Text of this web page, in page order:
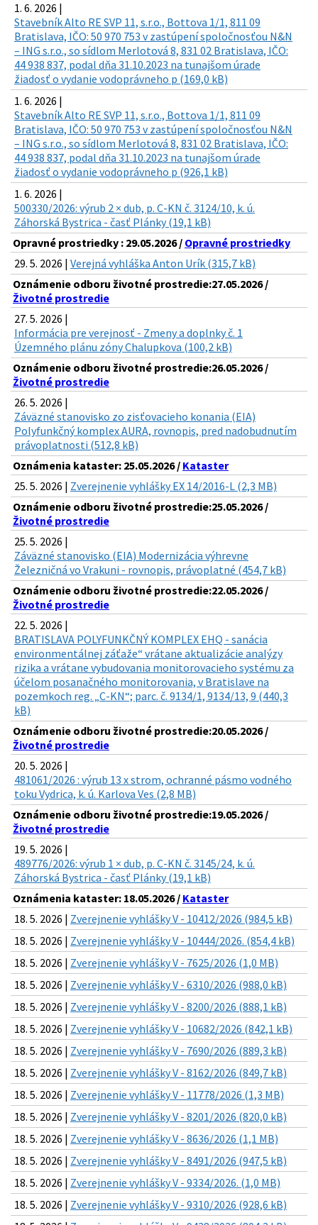
1. 6. 2026 |
Stavebník Alto RE SVP 11, s.r.o., Bottova 1/1, 811 09
Bratislava, IČO: 50 970 753 v zastúpení spoločnosťou N&N
– ING s.r.o., so sídlom Merlotová 8, 831 02 Bratislava, IČO:
44 938 837, podal dňa 31.10.2023 na tunajšom úrade
žiadosť o vydanie vodoprávneho p (169,0 kB)
1. 6. 2026 |
Stavebník Alto RE SVP 11, s.r.o., Bottova 1/1, 811 09
Bratislava, IČO: 50 970 753 v zastúpení spoločnosťou N&N
– ING s.r.o., so sídlom Merlotová 8, 831 02 Bratislava, IČO:
44 938 837, podal dňa 31.10.2023 na tunajšom úrade
žiadosť o vydanie vodoprávneho p (926,1 kB)
1. 6. 2026 |
500330/2026: výrub 2 × dub, p. C-KN č. 3124/10, k. ú.
Záhorská Bystrica - časť Plánky (19,1 kB)
Opravné prostriedky : 29.05.2026 / Opravné prostriedky
29. 5. 2026 | Verejná vyhláška Anton Urík (315,7 kB)
Oznámenie odboru životné prostredie:27.05.2026 /
Životné prostredie
27. 5. 2026 |
Informácia pre verejnosť - Zmeny a doplnky č. 1
Územného plánu zóny Chalupkova (100,2 kB)
Oznámenie odboru životné prostredie:26.05.2026 /
Životné prostredie
26. 5. 2026 |
Záväzné stanovisko zo zisťovacieho konania (EIA)
Polyfunkčný komplex AURA, rovnopis, pred nadobudnutím
právoplatnosti (512,8 kB)
Oznámenia kataster: 25.05.2026 / Kataster
25. 5. 2026 | Zverejnenie vyhlášky EX 14/2016-L (2,3 MB)
Oznámenie odboru životné prostredie:25.05.2026 /
Životné prostredie
25. 5. 2026 |
Záväzné stanovisko (EIA) Modernizácia výhrevne
Železničná vo Vrakuni - rovnopis, právoplatné (454,7 kB)
Oznámenie odboru životné prostredie:22.05.2026 /
Životné prostredie
22. 5. 2026 |
BRATISLAVA POLYFUNKČNÝ KOMPLEX EHQ - sanácia
environmentálnej záťaže“ vrátane aktualizácie analýzy
rizika a vrátane vybudovania monitorovacieho systému za
účelom posanačného monitorovania, v Bratislave na
pozemkoch reg. „C-KN“; parc. č. 9134/1, 9134/13, 9 (440,3
kB)
Oznámenie odboru životné prostredie:20.05.2026 /
Životné prostredie
20. 5. 2026 |
481061/2026 : výrub 13 x strom, ochranné pásmo vodného
toku Vydrica, k. ú. Karlova Ves (2,8 MB)
Oznámenie odboru životné prostredie:19.05.2026 /
Životné prostredie
19. 5. 2026 |
489776/2026: výrub 1 × dub, p. C-KN č. 3145/24, k. ú.
Záhorská Bystrica - časť Plánky (19,1 kB)
Oznámenia kataster: 18.05.2026 / Kataster
18. 5. 2026 | Zverejnenie vyhlášky V - 10412/2026 (984,5 kB)
18. 5. 2026 | Zverejnenie vyhlášky V - 10444/2026. (854,4 kB)
18. 5. 2026 | Zverejnenie vyhlášky V - 7625/2026 (1,0 MB)
18. 5. 2026 | Zverejnenie vyhlášky V - 6310/2026 (988,0 kB)
18. 5. 2026 | Zverejnenie vyhlášky V - 8200/2026 (888,1 kB)
18. 5. 2026 | Zverejnenie vyhlášky V - 10682/2026 (842,1 kB)
18. 5. 2026 | Zverejnenie vyhlášky V - 7690/2026 (889,3 kB)
18. 5. 2026 | Zverejnenie vyhlášky V - 8162/2026 (849,7 kB)
18. 5. 2026 | Zverejnenie vyhlášky V - 11778/2026 (1,3 MB)
18. 5. 2026 | Zverejnenie vyhlášky V - 8201/2026 (820,0 kB)
18. 5. 2026 | Zverejnenie vyhlášky V - 8636/2026 (1,1 MB)
18. 5. 2026 | Zverejnenie vyhlášky V - 8491/2026 (947,5 kB)
18. 5. 2026 | Zverejnenie vyhlášky V - 9334/2026. (1,0 MB)
18. 5. 2026 | Zverejnenie vyhlášky V - 9310/2026 (928,6 kB)